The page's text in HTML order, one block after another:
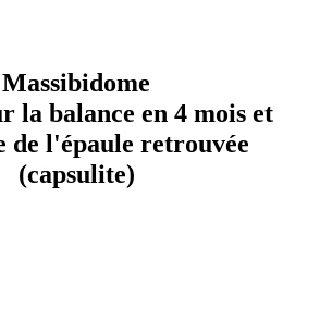
Massibidome
la balance en 4 mois et
de l'épaule retrouvée
(capsulite)